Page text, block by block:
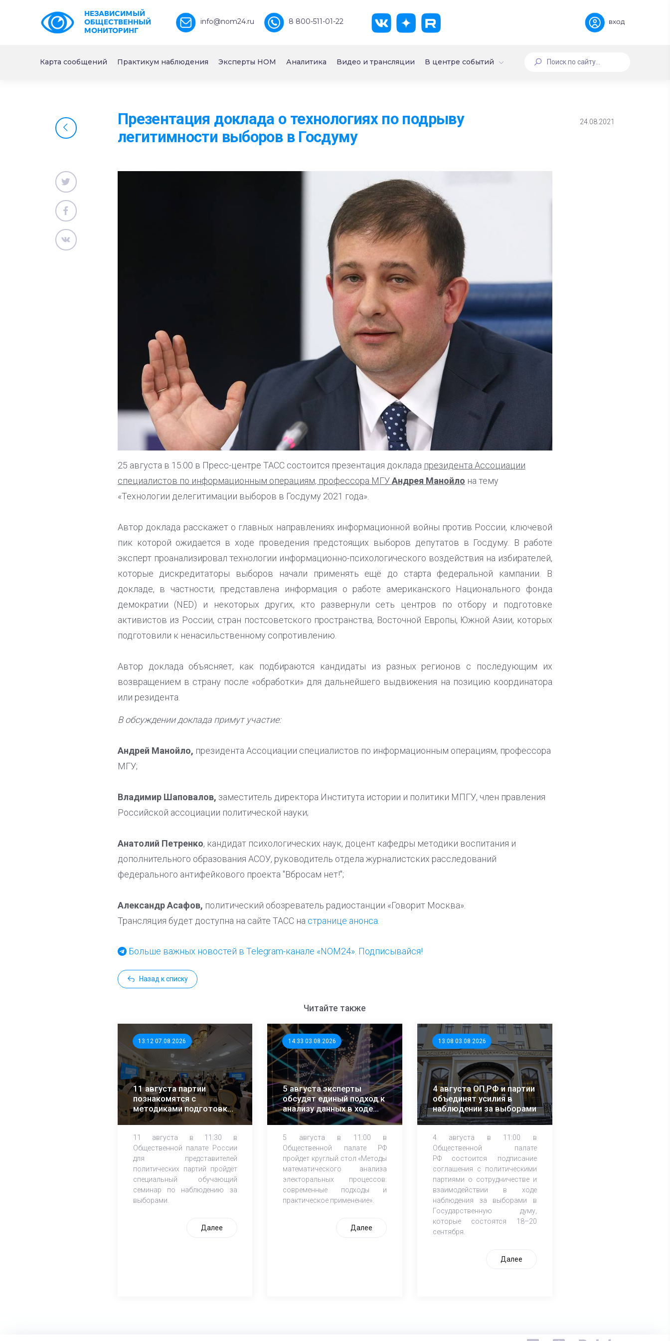
НЕЗАВИСИМЫЙ
ОБЩЕСТВЕННЫЙ
МОНИТОРИНГ
info@nom24.ru 8 800-511-01-22 вход
Карта сообщений Практикум наблюдения Эксперты НОМ Аналитика Видео и трансляции В центре событий
Презентация доклада о технологиях по подрыву
легитимности выборов в Госдуму
24.08.2021
25 августа в 15:00 в Пресс-центре ТАСС состоится презентация доклада президента Ассоциации
специалистов по информационным операциям, профессора МГУАндрея Манойло на тему
«Технологии делегитимации выборов в Госдуму 2021 года».
Автор доклада расскажет о главных направлениях информационной войны против России, ключевой
пик которой ожидается в ходе проведения предстоящих выборов депутатов в Госдуму. В работе
эксперт проанализировал технологии информационно-психологического воздействия на избирателей,
которые дискредитаторы выборов начали применять ещё до старта федеральной кампании. В
докладе, в частности, представлена информация о работе американского Национального фонда
демократии (NED) и некоторых других, кто развернули сеть центров по отбору и подготовке
активистов из России, стран постсоветского пространства, Восточной Европы, Южной Азии, которых
подготовили к ненасильственному сопротивлению.
Автор доклада объясняет, как подбираются кандидаты из разных регионов с последующим их
возвращением в страну после «обработки» для дальнейшего выдвижения на позицию координатора
или резидента.
В обсуждении доклада примут участие:
Андрей Манойло, президента Ассоциации специалистов по информационным операциям, профессора
МГУ;
Владимир Шаповалов, заместитель директора Института истории и политики МПГУ, член правления
Российской ассоциации политической науки;
Анатолий Петренко, кандидат психологических наук, доцент кафедры методики воспитания и
дополнительного образования АСОУ, руководитель отдела журналистских расследований
федерального антифейкового проекта "Вбросам нет!";
Александр Асафов, политический обозреватель радиостанции «Говорит Москва».
Трансляция будет доступна на сайте ТАСС на странице анонса
Больше важных новостей в Telegram-канале «NOM24». Подписывайся!
Назад к списку
Читайте также
13:12 07.08.2026
11 августа партии
познакомятся с
методиками подготовки
независимых
11 августа в 11:30 в
Общественной палате России
для представителей
политических партий пройдёт
специальный обучающий
семинар по наблюдению за
выборами.
Далее
14:33 03.08.2026
5 августа эксперты
обсудят единый подход к
анализу данных в ходе
ЕДГ-2026
5 августа в 11:00 в
Общественной палате РФ
пройдет круглый стол «Методы
математического анализа
электоральных процессов:
современные подходы и
практическое применение».
Далее
13:08 03.08.2026
4 августа ОП РФ и партии
объединят усилия в
наблюдении за выборами
4 августа в 11:00 в
Общественной палате
РФ состоится подписание
соглашения с политическими
партиями о сотрудничестве и
взаимодействии в ходе
наблюдения за выборами в
Государственную думу,
которые состоятся 18–20
сентября.
Далее